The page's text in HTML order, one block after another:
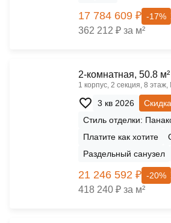
17 784 609 ₽ -17%
362 212 ₽ за м²
2-комнатная, 50.8 м²
1 корпус, 2 секция, 8
3 кв 2026
Скидка
Стиль отделки:
Платите как хотите
Раздельный санузел
21 246 592 ₽ -20%
418 240 ₽ за м²